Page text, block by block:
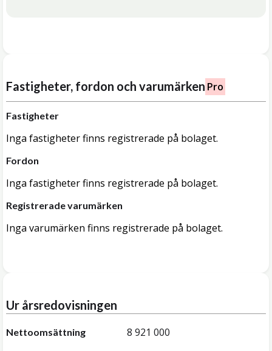
Fastigheter, fordon och varumärken Pro
Fastigheter
Inga fastigheter finns registrerade på bolaget.
Fordon
Inga fastigheter finns registrerade på bolaget.
Registrerade varumärken
Inga varumärken finns registrerade på bolaget.
Ur årsredovisningen
Nettoomsättning 8 921 000